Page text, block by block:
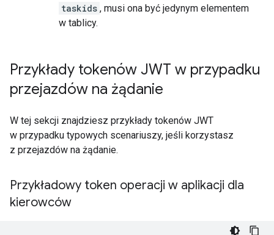
taskids , musi ona być jedynym elementem
w tablicy.
Przykłady tokenów JWT w przypadku
przejazdów na żądanie
W tej sekcji znajdziesz przykłady tokenów JWT
w przypadku typowych scenariuszy, jeśli korzystasz
z przejazdów na żądanie.
Przykładowy token operacji w aplikacji dla
kierowców